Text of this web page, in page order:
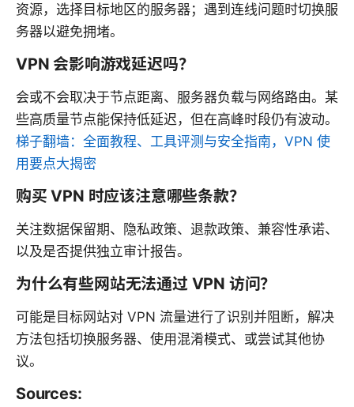
资源，选择目标地区的服务器；遇到连线问题时切换服
务器以避免拥堵。
VPN 会影响游戏延迟吗？
会或不会取决于节点距离、服务器负载与网络路由。某
些高质量节点能保持低延迟，但在高峰时段仍有波动。
梯子翻墙：全面教程、工具评测与安全指南，VPN 使
用要点大揭密
购买 VPN 时应该注意哪些条款？
关注数据保留期、隐私政策、退款政策、兼容性承诺、
以及是否提供独立审计报告。
为什么有些网站无法通过 VPN 访问？
可能是目标网站对 VPN 流量进行了识别并阻断，解决
方法包括切换服务器、使用混淆模式、或尝试其他协
议。
Sources: